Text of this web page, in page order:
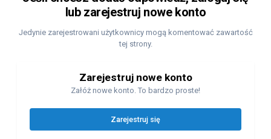
lub zarejestruj nowe konto
Jedynie zarejestrowani użytkownicy mogą komentować zawartość
tej strony.
Zarejestruj nowe konto
Załóż nowe konto. To bardzo proste!
Zarejestruj się